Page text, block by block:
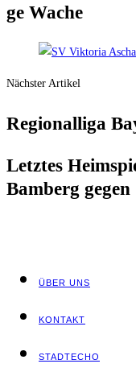
ge Wache
Nächster Artikel
Regio­nal­li­ga
Letz­tes
Bam­berg
ÜBER UNS
KON­TAKT
STADT­ECHO